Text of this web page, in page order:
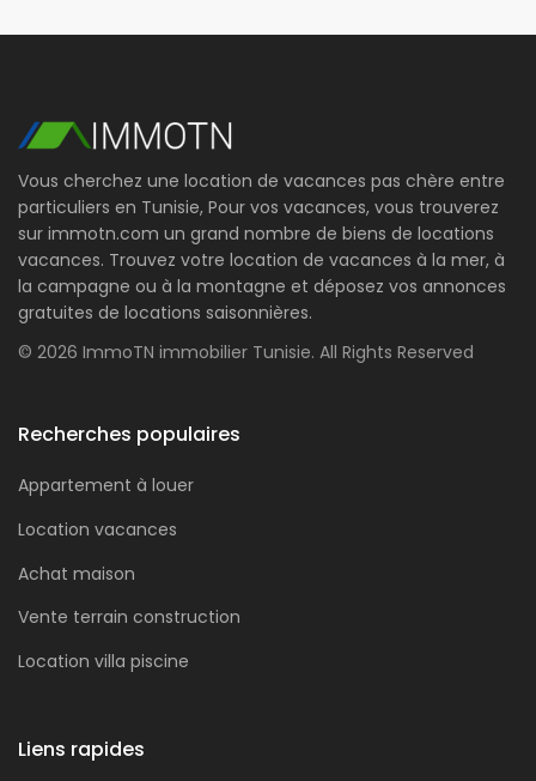
Vous cherchez une location de vacances pas chère entre
particuliers en Tunisie, Pour vos vacances, vous trouverez
sur immotn.com un grand nombre de biens de locations
vacances. Trouvez votre location de vacances à la mer, à
la campagne ou à la montagne et déposez vos annonces
gratuites de locations saisonnières.
© 2026 ImmoTN immobilier Tunisie. All Rights Reserved
Recherches populaires
Appartement à louer
Location vacances
Achat maison
Vente terrain construction
Location villa piscine
Liens rapides